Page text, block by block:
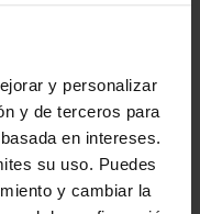
y personalizar
y de terceros para
en intereses.
su uso. Puedes
y cambiar la